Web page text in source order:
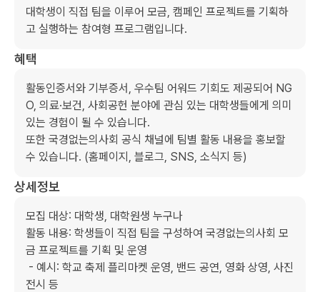
대학생이 직접 팀을 이루어 모금, 캠페인 프로젝트를 기획하
고 실행하는 참여형 프로그램입니다.
혜택
활동인증서와 기부증서, 우수팀 어워드 기회도 제공되어 NG
O, 의료·보건, 사회공헌 분야에 관심 있는 대학생들에게 의미
있는 경험이 될 수 있습니다.
또한 국경없는의사회 공식 채널에 팀별 활동 내용을 홍보할
수 있습니다. (홈페이지, 블로그, SNS, 소식지 등)
상세정보
모집 대상: 대학생, 대학원생 누구나
활동 내용: 학생들이 직접 팀을 구성하여 국경없는의사회 모
금 프로젝트를 기획 및 운영
전시 등